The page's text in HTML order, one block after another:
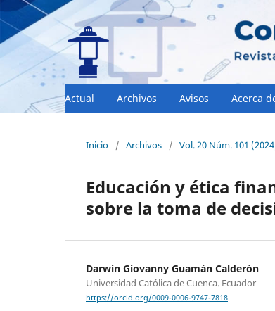
Actual Archivos Avisos Acerca
Inicio / Archivos / Vol. 20 Núm. 101
Educación y ética
sobre la toma de
Darwin Giovanny Guamán Calderón
Universidad Católica de Cuenca. Ecuador
https://orcid.org/0009-0006-9747-7818